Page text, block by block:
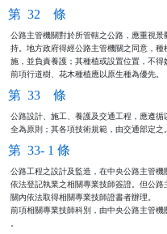
第 32 條
公路主管機關對於所管轄之公路，應重視
持。地方政府得經公路主管機關之同意，
施，並負責養護；其種植或設置位置，不得
前項行道樹、花木種植應以原生種為優先。
第 33 條
公路設計、施工、養護及交通工程，應遵
全為原則；其各項技術規範，由交通部定之。
第 33- 1 條
公路工程之設計及監造，在中央公路主管機
依法登記執業之相關專業技師簽證。但公
關內依法取得相關專業技師證
前項相關專業技師科別，由中央公路主管機
。